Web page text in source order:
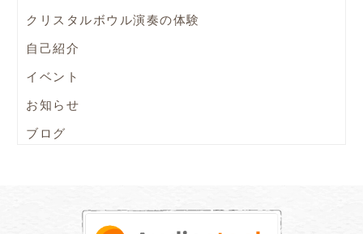
クリスタルボウル演奏の体験
自己紹介
イベント
お知らせ
ブログ